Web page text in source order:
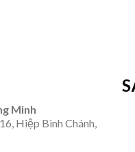
Minh
Hiệp Bình Chánh,